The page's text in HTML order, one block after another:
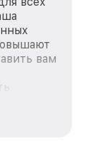
вам